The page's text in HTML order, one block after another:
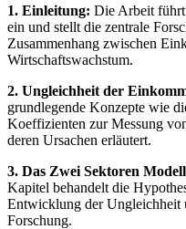
1. Einleitung: Die Arbeit führt
ein und stellt die zentrale
Zusammenhang zwischen
Wirtschaftswachstum.
2. Ungleichheit der
grundlegende Konzepte wie
Koeffizienten zur Messung
deren Ursachen erläutert.
3. Das Zwei Sektoren
Kapitel behandelt die
Entwicklung der Ungleichheit
Forschung.